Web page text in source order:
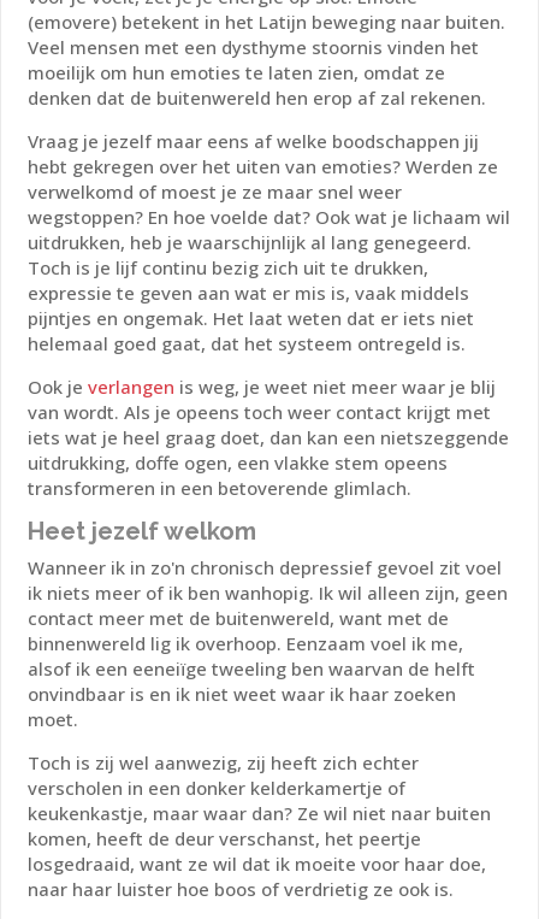
(emovere) betekent in het Latijn beweging naar buiten.
Veel mensen met een dysthyme stoornis vinden het
moeilijk om hun emoties te laten zien, omdat ze
denken dat de buitenwereld hen erop af zal rekenen.
Vraag je jezelf maar eens af welke boodschappen jij
hebt gekregen over het uiten van emoties? Werden ze
verwelkomd of moest je ze maar snel weer
wegstoppen? En hoe voelde dat? Ook wat je lichaam wil
uitdrukken, heb je waarschijnlijk al lang genegeerd.
Toch is je lijf continu bezig zich uit te drukken,
expressie te geven aan wat er mis is, vaak middels
pijntjes en ongemak. Het laat weten dat er iets niet
helemaal goed gaat, dat het systeem ontregeld is.
Ook jeverlangen is weg, je weet niet meer waar je blij
van wordt. Als je opeens toch weer contact krijgt met
iets wat je heel graag doet, dan kan een nietszeggende
uitdrukking, doffe ogen, een vlakke stem opeens
transformeren in een betoverende glimlach.
Heet jezelf welkom
Wanneer ik in zo'n chronisch depressief gevoel zit voel
ik niets meer of ik ben wanhopig. Ik wil alleen zijn, geen
contact meer met de buitenwereld, want met de
binnenwereld lig ik overhoop. Eenzaam voel ik me,
alsof ik een eeneiïge tweeling ben waarvan de helft
onvindbaar is en ik niet weet waar ik haar zoeken
moet.
Toch is zij wel aanwezig, zij heeft zich echter
verscholen in een donker kelderkamertje of
keukenkastje, maar waar dan? Ze wil niet naar buiten
komen, heeft de deur verschanst, het peertje
losgedraaid, want ze wil dat ik moeite voor haar doe,
naar haar luister hoe boos of verdrietig ze ook is.